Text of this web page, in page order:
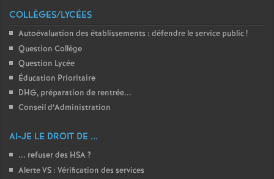
COLLÈGES/LYCÉES
Autoévaluation des établissements : défendre le service public!
Question Collège
Question Lycée
Éducation Prioritaire
DHG, préparation de rentrée...
Conseil d’Administration
AI-JE LE DROIT DE ...
... refuser des HSA?
Alerte VS : Vérification des services